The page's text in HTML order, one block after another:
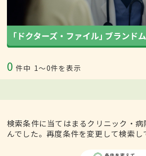
0 件中 1〜0件を表示
検索条件に当てはまるクリニック・
んでした。再度条件を変更して検索し